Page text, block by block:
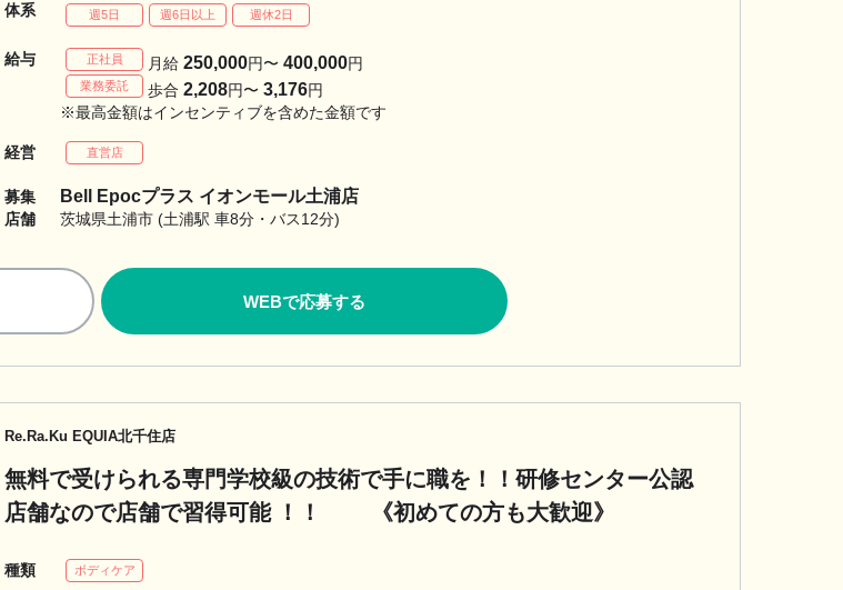
体系
週5日
週6日以上 週休2日
給与 正社員 月給250,000円〜400,000円
業務委託 歩合2,208円〜3,176円
※最高金額はインセンティブを含めた金額です
経営 直営店
募集
店舗
Bell Epocプラス イオンモール土浦店
茨城県土浦市 (土浦駅 車8分・バス12分)
WEBで応募する
Re.Ra.Ku EQUIA北千住店
無料で受けられる専門学校級の技術で手に職を！！研修センター公認
店舗なので店舗で習得可能 ！！ 《初めての方も大歓迎》
種類 ボディケア